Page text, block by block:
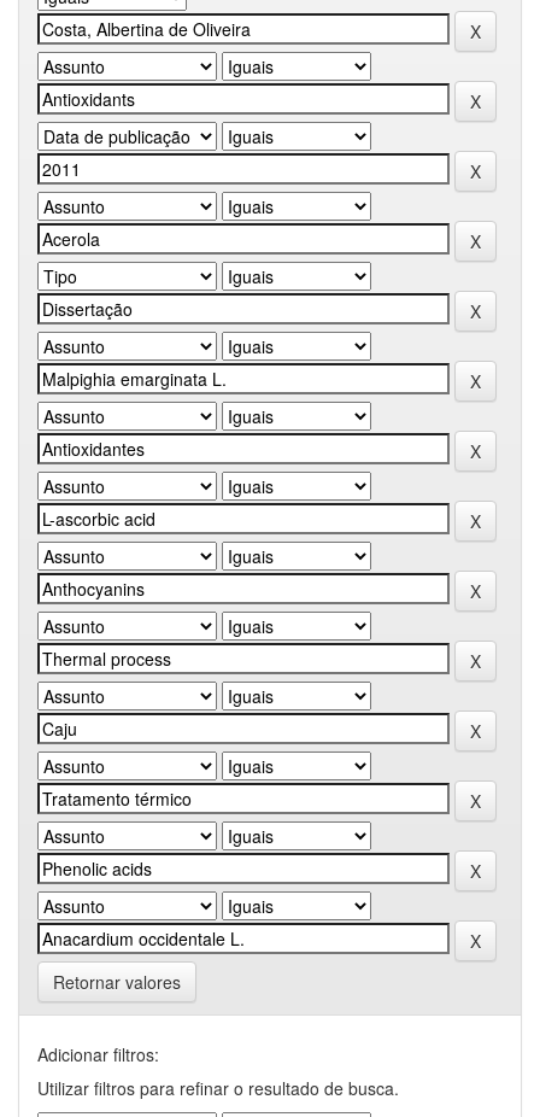
Retornar valores
Adicionar filtros:
Utilizar filtros para refinar o resultado de busca.